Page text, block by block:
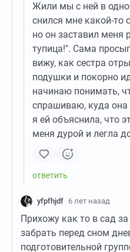
Жили мы с ней в
снился мне какой-то
но он заставил меня
тупица!". Сама
вижу, как сестра
подушки и покорно
начинаю понимать,
спрашиваю, куда она
я ей объяснила, что
меня дурой и легла
yfpfhjdf 6 лет назад
Прихожу как то в сад
забрать перед сном
подготовительной